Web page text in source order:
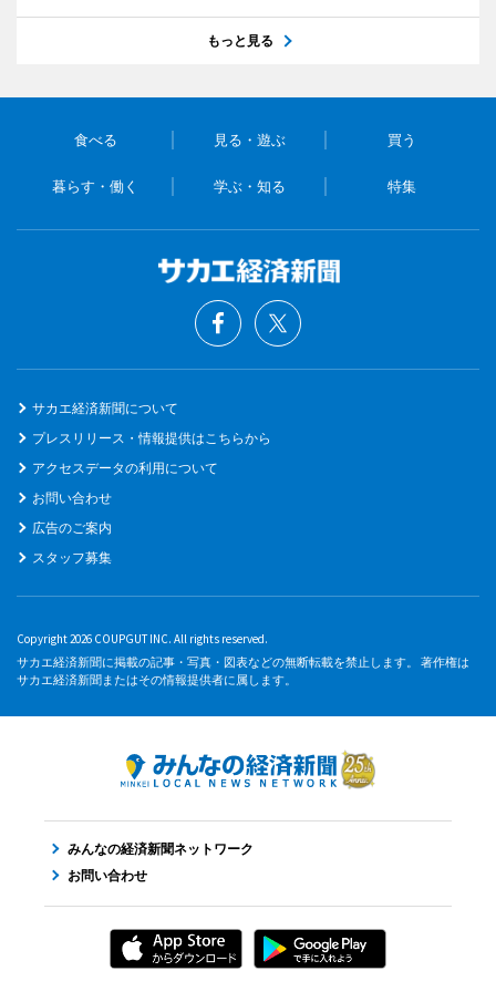
もっと見る
食べる 見る・遊ぶ 買う
暮らす・働く 学ぶ・知る 特集
サカエ経済新聞について
プレスリリース・情報提供はこちらから
アクセスデータの利用について
お問い合わせ
広告のご案内
スタッフ募集
Copyright 2026 COUPGUT INC. All rights reserved.
サカエ経済新聞に掲載の記事・写真・図表などの無断転載を禁止します。 著作権は
サカエ経済新聞またはその情報提供者に属します。
みんなの経済新聞ネットワーク
お問い合わせ